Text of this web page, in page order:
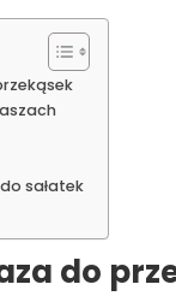
sałatek
do